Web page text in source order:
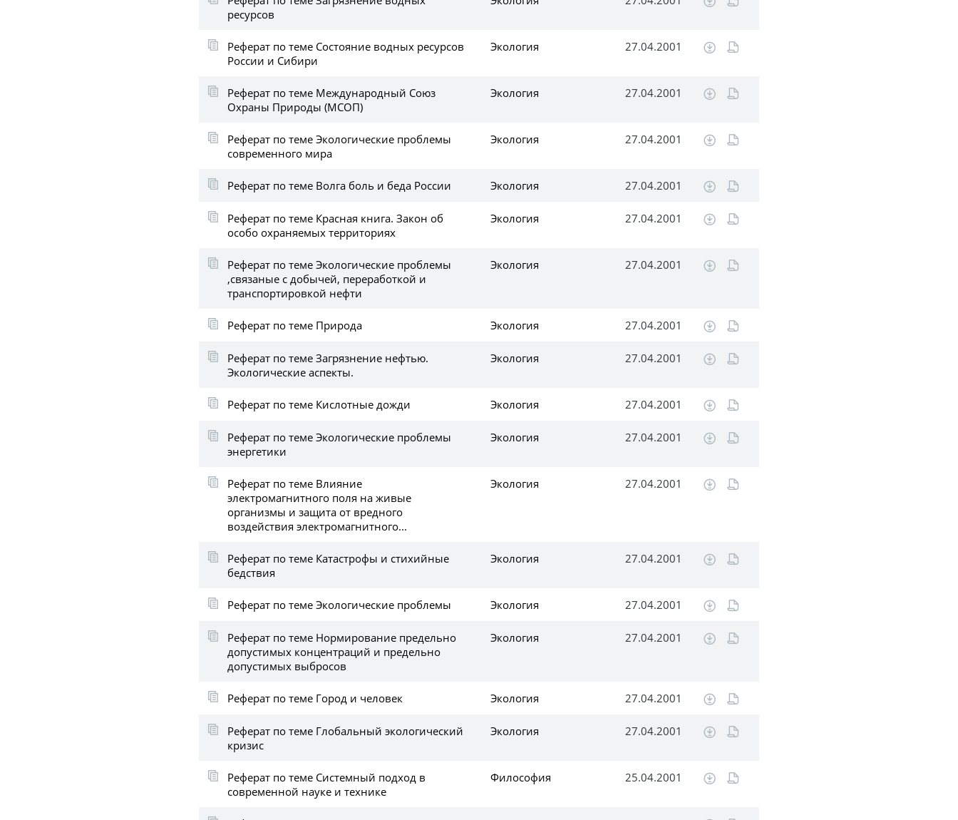
ресурсов
Реферат по теме Состояние водных ресурсов
России и Сибири
Экология 27.04.2001
Реферат по теме Международный Союз
Охраны Природы (МСОП)
Экология 27.04.2001
Реферат по теме Экологические проблемы
современного мира
Экология 27.04.2001
Реферат по теме Волга боль и беда России Экология 27.04.2001
Реферат по теме Красная книга. Закон об
особо охраняемых территориях
Экология 27.04.2001
Реферат по теме Экологические проблемы
,связаные с добычей, переработкой и
транспортировкой нефти
Экология 27.04.2001
Реферат по теме Природа Экология 27.04.2001
Реферат по теме Загрязнение нефтью.
Экологические аспекты.
Экология 27.04.2001
Реферат по теме Кислотные дожди Экология 27.04.2001
Реферат по теме Экологические проблемы
энергетики
Экология 27.04.2001
Реферат по теме Влияние
электромагнитного поля на живые
организмы и защита от вредного
воздействия электромагнитного...
Экология 27.04.2001
Реферат по теме Катастрофы и стихийные
бедствия
Экология 27.04.2001
Реферат по теме Экологические проблемы Экология 27.04.2001
Реферат по теме Нормирование предельно
допустимых концентраций и предельно
допустимых выбросов
Экология 27.04.2001
Реферат по теме Город и человек Экология 27.04.2001
Реферат по теме Глобальный экологический
кризис
Экология 27.04.2001
Реферат по теме Системный подход в
современной науке и технике
Философия 25.04.2001